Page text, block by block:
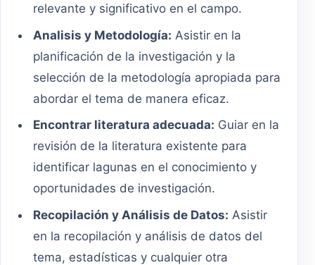
relevante y significativo en el campo.
Analisis y Metodología: Asistir en la
planificación de la investigación y la
selección de la metodología apropiada para
abordar el tema de manera eficaz.
Encontrar literatura adecuada: Guiar en la
revisión de la literatura existente para
identificar lagunas en el conocimiento y
oportunidades de investigación.
Recopilación y Análisis de Datos: Asistir
en la recopilación y análisis de datos del
tema, estadísticas y cualquier otra